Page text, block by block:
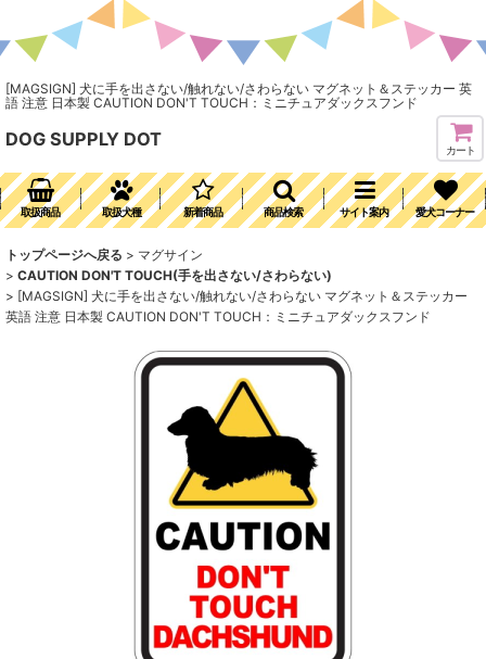
[MAGSIGN] 犬に手を出さない/触れない/さわらない マグネット＆ステッカー 英
語 注意 日本製 CAUTION DON'T TOUCH：ミニチュアダックスフンド
DOG SUPPLY DOT
カート
取扱商品 取扱犬種 新着商品 商品検索 サイト案内 愛犬コーナー
トップページへ戻る > マグサイン
> CAUTION DON'T TOUCH(手を出さない/さわらない)
> [MAGSIGN] 犬に手を出さない/触れない/さわらない マグネット＆ステッカー
英語 注意 日本製 CAUTION DON'T TOUCH：ミニチュアダックスフンド